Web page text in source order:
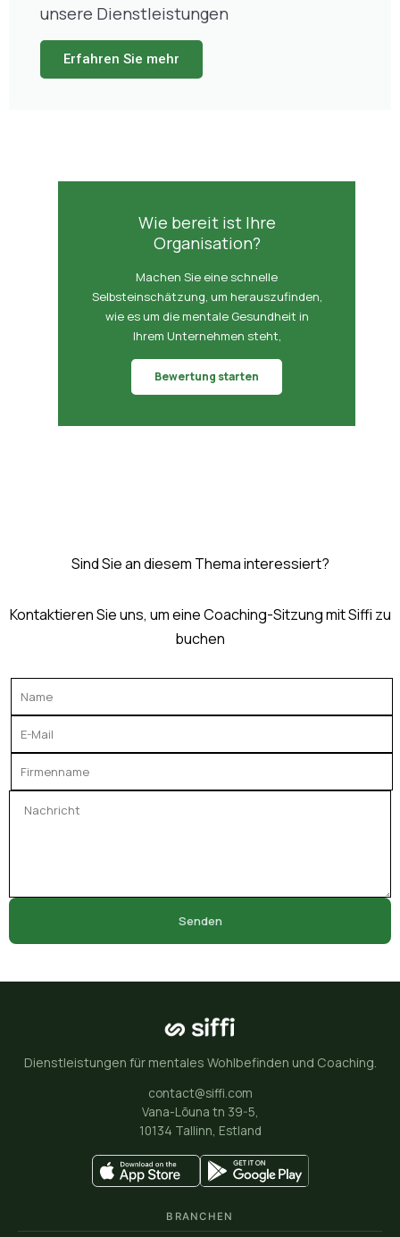
unsere Dienstleistungen
Erfahren Sie mehr
Wie bereit ist Ihre
Organisation?
Machen Sie eine schnelle
Selbsteinschätzung, um herauszufinden,
wie es um die mentale Gesundheit in
Ihrem Unternehmen steht,
Bewertung starten
Sind Sie an diesem Thema interessiert?
Kontaktieren Sie uns, um eine Coaching-Sitzung mit Siffi zu
buchen
Senden
Dienstleistungen für mentales Wohlbefinden und Coaching.
contact@siffi.com
Vana-Lõuna tn 39-5,
10134 Tallinn, Estland
BRANCHEN